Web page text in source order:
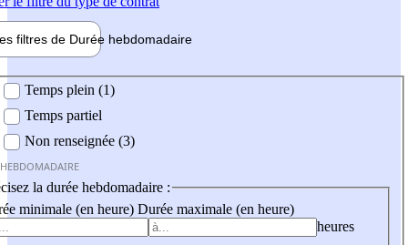
filtres de Durée hebdomadaire
Temps plein (1)
Temps partiel
Non renseignée (3)
la durée hebdomadaire :
minimale (en heure) Durée maximale (en heure)
heures